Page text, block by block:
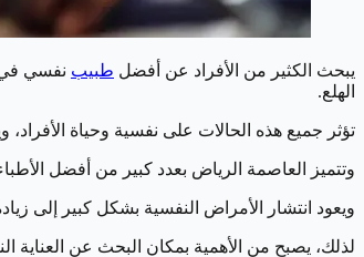
يبحث الكثير من الأفراد عن أفضل طبيب نفسي
الهلع.
تؤثر جميع هذه الحالات على نفسية وحياة
وتتميز العاصمة الرياض بعدد كبير من أفضل
ويعود انتشار الأمراض النفسية بشكل كبير إلى
لذلك، يصبح من الأهمية بمكان البحث عن العناية